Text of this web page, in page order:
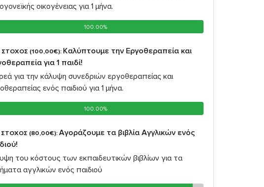
οικογένειας για 1 μήνα.
100.00%
100.00%
ΣΤΟΧΟΣ (100,00€): Καλύπτουμε την Εργοθεραπεία και
για 1 παιδί!
για την κάλυψη συνεδριών εργοθεραπείας και
ενός παιδιού για 1 μήνα.
100.00%
100.00%
ΣΤΟΧΟΣ (80,00€):Αγοράζουμε τα βιβλία Αγγλικών ενός
του κόστους των εκπαιδευτικών βιβλίων για τα
αγγλικών ενός παιδιού